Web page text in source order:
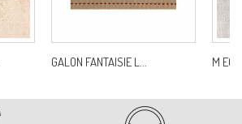
GALON FANTAISIE L... M